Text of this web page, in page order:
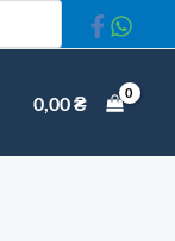
0,00₴